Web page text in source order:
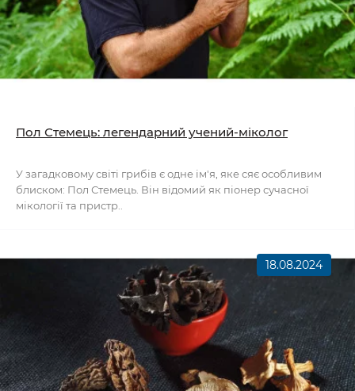
Пол Стемець: легендарний учений-міколог
У загадковому світі грибів є одне ім'я, яке сяє особливим
блиском: Пол Стемець. Він відомий як піонер сучасної
мікології та пристр..
18.08.2024